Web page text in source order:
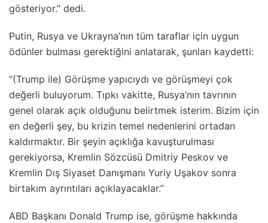
gösteriyor.” dedi.
Putin, Rusya ve Ukrayna’nın tüm taraflar için uygun
ödünler bulması gerektiğini anlatarak, şunları kaydetti:
“(Trump ile) Görüşme yapıcıydı ve görüşmeyi çok
değerli buluyorum. Tıpkı vakitte, Rusya’nın tavrının
genel olarak açık olduğunu belirtmek isterim. Bizim için
en değerli şey, bu krizin temel nedenlerini ortadan
kaldırmaktır. Bir şeyin açıklığa kavuşturulması
gerekiyorsa, Kremlin Sözcüsü Dmitriy Peskov ve
Kremlin Dış Siyaset Danışmanı Yuriy Uşakov sonra
birtakım ayrıntıları açıklayacaklar.”
ABD Başkanı Donald Trump ise, görüşme hakkında